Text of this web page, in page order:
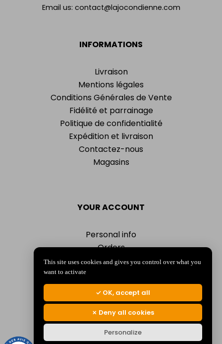
INFORMATIONS
Livraison
Mentions légales
Conditions Générales de Vente
Fidélité et parrainage
Politique de confidentialité
Expédition et livraison
Contactez-nous
Magasins
YOUR ACCOUNT
Personal info
Orders
Addresses
My alerts
Email us: contact@lajocondienne.com
© 2026 La Jocondienne
This site uses cookies and gives you control over what you
want to activate
OK, accept all
Deny all cookies
Personalize